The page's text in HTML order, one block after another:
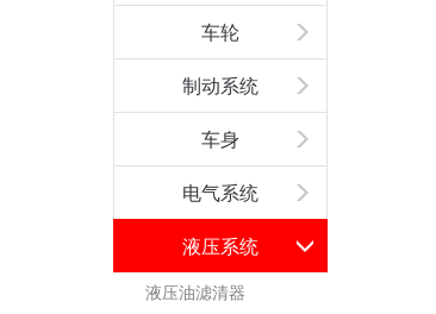
车轮
制动系统
车身
电气系统
液压系统
液压油滤清器